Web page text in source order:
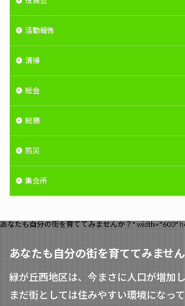
活動報告
清掃
総会
総務
防災
集会所
あなたも自分の街を育ててみませんか？" width="600"
あなたも自分の街を育ててみませ
緑が丘西地区は、今まさに人口が増加
まだ街としては住みやすい環境になっ